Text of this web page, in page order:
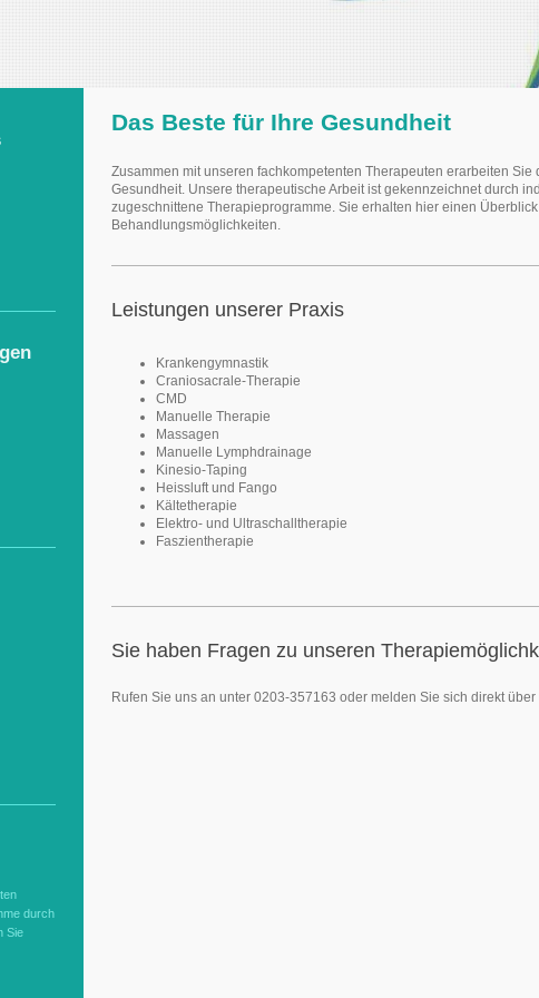
Das Beste für Ihre Gesundheit
Zusammen mit unseren fachkompetenten Therapeuten erarbeiten Sie
Gesundheit. Unsere therapeutische Arbeit ist gekennzeichnet durch
zugeschnittene Therapieprogramme. Sie erhalten hier einen
Behandlungsmöglichkeiten.
Leistungen unserer Praxis
Krankengymnastik
Craniosacrale-Therapie
CMD
Manuelle Therapie
Massagen
Manuelle Lymphdrainage
Kinesio-Taping
Heissluft und Fango
Kältetherapie
Elektro- und Ultraschalltherapie
Faszientherapie
Sie haben Fragen zu unseren
Rufen Sie uns an unter 0203-357163 oder melden Sie sich direkt über
durch
Sie